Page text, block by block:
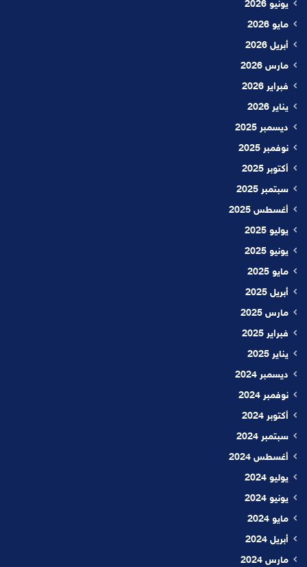
يونيو 2026
مايو 2026
أبريل 2026
مارس 2026
فبراير 2026
يناير 2026
ديسمبر 2025
نوفمبر 2025
أكتوبر 2025
سبتمبر 2025
أغسطس 2025
يوليو 2025
يونيو 2025
مايو 2025
أبريل 2025
مارس 2025
فبراير 2025
يناير 2025
ديسمبر 2024
نوفمبر 2024
أكتوبر 2024
سبتمبر 2024
أغسطس 2024
يوليو 2024
يونيو 2024
مايو 2024
أبريل 2024
مارس 2024